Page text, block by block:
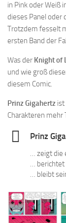
in Pink oder Weiß
dieses Panel oder
Trotzdem fesselt
ersten Band der
Was der Knight of
und wie groß
diesem Comic.
Prinz Gigahertz ist
Charakteren mehr
Prinz
… zeigt die
… berichtet
… bleibt